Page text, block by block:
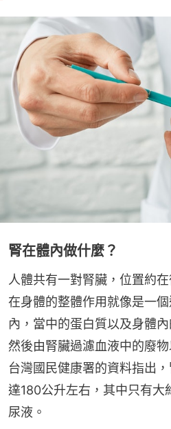
腎在體內做什麼？
人體共有一對腎臟，位置約
在身體的整體作用就像是一
內，當中的蛋白質以及身體
然後由腎臟過濾血液中的廢
台灣國民健康署的資料指出
達180公升左右，其中只有大
尿液。